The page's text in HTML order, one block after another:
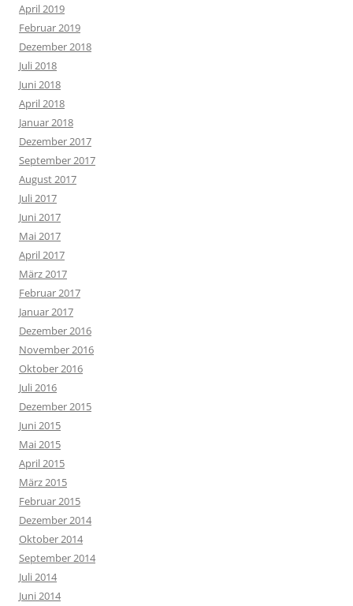
April 2019
Februar 2019
Dezember 2018
Juli 2018
Juni 2018
April 2018
Januar 2018
Dezember 2017
September 2017
August 2017
Juli 2017
Juni 2017
Mai 2017
April 2017
März 2017
Februar 2017
Januar 2017
Dezember 2016
November 2016
Oktober 2016
Juli 2016
Dezember 2015
Juni 2015
Mai 2015
April 2015
März 2015
Februar 2015
Dezember 2014
Oktober 2014
September 2014
Juli 2014
Juni 2014